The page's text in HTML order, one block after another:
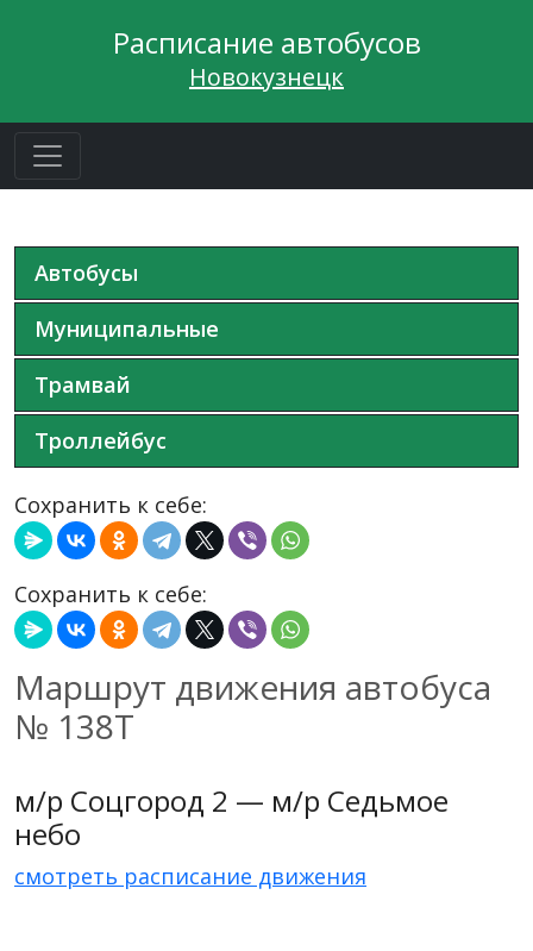
Расписание автобусов
Новокузнецк
Сохранить к себе:
Сохранить к себе:
Маршрут движения автобуса
№ 138Т
м/р Соцгород 2 — м/р Седьмое
небо
смотреть расписание движения
Автобусы
Муниципальные
Трамвай
Троллейбус